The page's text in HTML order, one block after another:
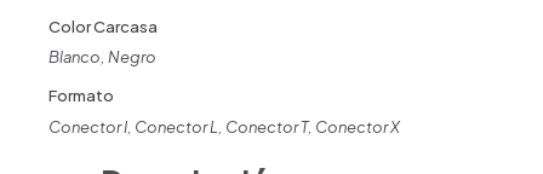
Color Carcasa
Blanco, Negro
Formato
Conector I, Conector L, Conector T, Conector X